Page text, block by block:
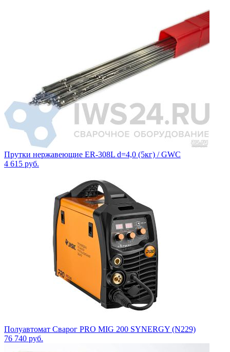
Прутки нержавеющие ER-308L d=4,0 (5кг) / GWC
4 615 руб.
Полуавтомат Сварог PRO MIG 200 SYNERGY (N229)
76 740 руб.